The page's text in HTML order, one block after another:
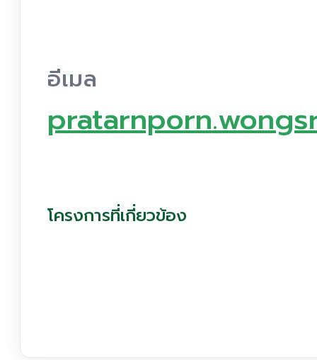
อีเมล
โครงการที่เกี่ยวข้อง